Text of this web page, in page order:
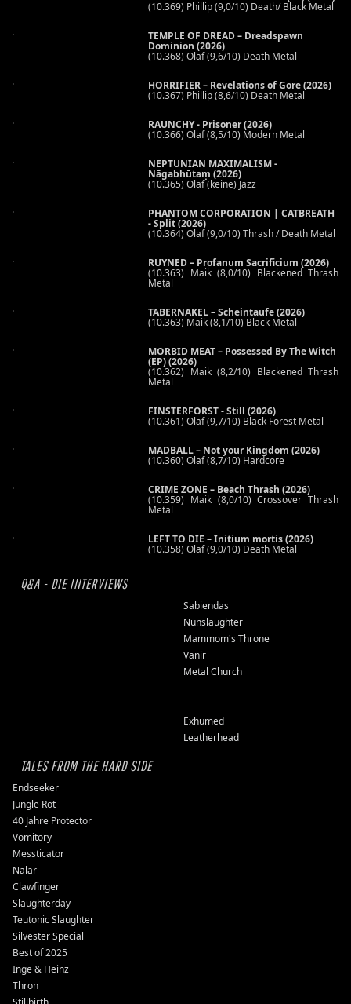
(10.369) Phillip (9,0/10) Death/ Black Metal
TEMPLE OF DREAD – Dreadspawn
Dominion (2026)
(10.368) Olaf (9,6/10) Death Metal
HORRIFIER – Revelations of Gore (2026)
(10.367) Phillip (8,6/10) Death Metal
RAUNCHY - Prisoner (2026)
(10.366) Olaf (8,5/10) Modern Metal
NEPTUNIAN MAXIMALISM -
Nāgabhūtaṃ (2026)
(10.365) Olaf (keine) Jazz
PHANTOM CORPORATION | CATBREATH
- Split (2026)
(10.364) Olaf (9,0/10) Thrash / Death Metal
RUYNED – Profanum Sacrificium (2026)
(10.363) Maik (8,0/10) Blackened Thrash
Metal
TABERNAKEL – Scheintaufe (2026)
(10.363) Maik (8,1/10) Black Metal
MORBID MEAT – Possessed By The Witch
(EP) (2026)
(10.362) Maik (8,2/10) Blackened Thrash
Metal
FINSTERFORST - Still (2026)
(10.361) Olaf (9,7/10) Black Forest Metal
MADBALL – Not your Kingdom (2026)
(10.360) Olaf (8,7/10) Hardcore
CRIME ZONE – Beach Thrash (2026)
(10.359) Maik (8,0/10) Crossover Thrash
Metal
LEFT TO DIE – Initium mortis (2026)
(10.358) Olaf (9,0/10) Death Metal
Q&A - DIE INTERVIEWS
Sabiendas
Nunslaughter
Mammom's Throne
Vanir
Metal Church
Exhumed
Leatherhead
TALES FROM THE HARD SIDE
Endseeker
Jungle Rot
40 Jahre Protector
Vomitory
Messticator
Nalar
Clawfinger
Slaughterday
Teutonic Slaughter
Silvester Special
Best of 2025
Inge & Heinz
Thron